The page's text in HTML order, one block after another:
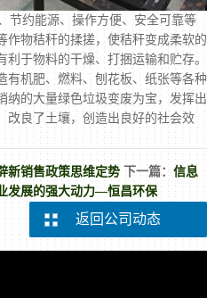
节约能源、操作方便、安全可靠等
作物秸秆的揉搓，使秸秆变成柔软的
于物料的干燥、打捆运输和贮存。
有机肥、燃料、刨花板、纸张等各种
纳的大量绿色垃圾变废为宝，发挥出
改良了土壤，创造出良好的社会效
新销售政策思维定势 下一篇： 信息
发展的强大动力—恒昌环保
返回公司动态